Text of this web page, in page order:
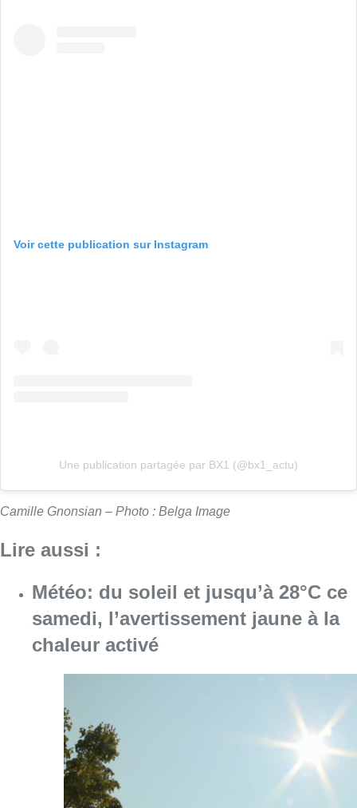
Voir cette publication sur Instagram
Une publication partagée par BX1 (@bx1_actu)
Camille Gnonsian – Photo : Belga Image
Lire aussi :
Météo: du soleil et jusqu’à 28°C ce
samedi, l’avertissement jaune à la
chaleur activé